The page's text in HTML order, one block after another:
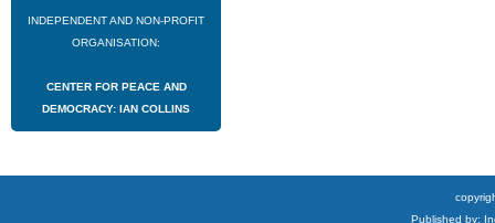
INDEPENDENT AND NON-PROFIT
ORGANISATION:
CENTER FOR PEACE AND
DEMOCRACY: IAN COLLINS
Published by: